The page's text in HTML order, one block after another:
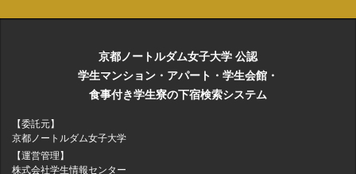
京都ノートルダム女子大学 公認
学生マンション・アパート・学生会館・
食事付き学生寮の下宿検索システム
【委託元】
京都ノートルダム女子大学
【運営管理】
株式会社学生情報センター